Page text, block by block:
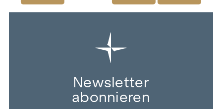
Newsletter
abonnieren